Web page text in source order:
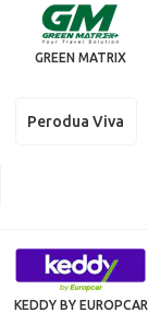
GREEN MATRIX
Perodua Viva
KEDDY BY EUROPCAR